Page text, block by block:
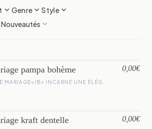
expand_more Genre expand_moreStyle expand_more
Nouveautés expand_more
pampa bohème
MARIAGE</B> INCARNE UNE ÉLÉG...
0,00€
kraft dentelle 0,00€